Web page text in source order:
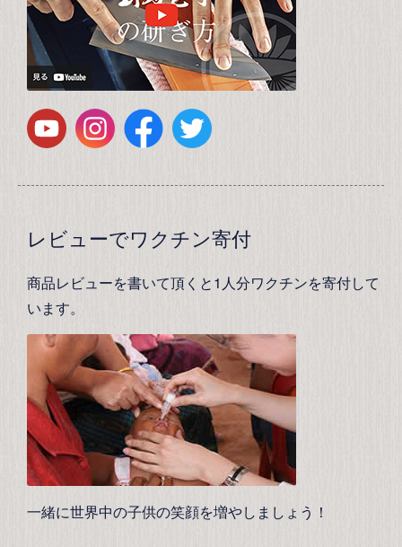
レビューでワクチン寄付
商品レビューを書いて頂くと1人分ワクチンを寄付して
います。
一緒に世界中の子供の笑顔を増やしましょう！